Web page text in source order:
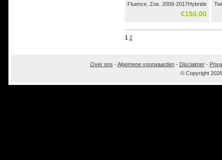
Fluence, Zoe. 2009-2017Hybride
€150,00
1 2
Over ons -Algemene voorwaarden- Disclaimer-
© Copyright